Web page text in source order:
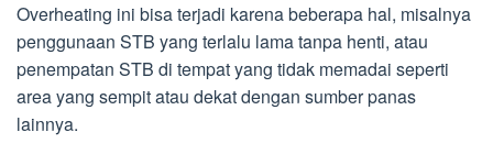
Overheating ini bisa terjadi karena beberapa hal, misalnya
penggunaan STB yang terlalu lama tanpa henti, atau
penempatan STB di tempat yang tidak memadai seperti
area yang sempit atau dekat dengan sumber panas
lainnya.